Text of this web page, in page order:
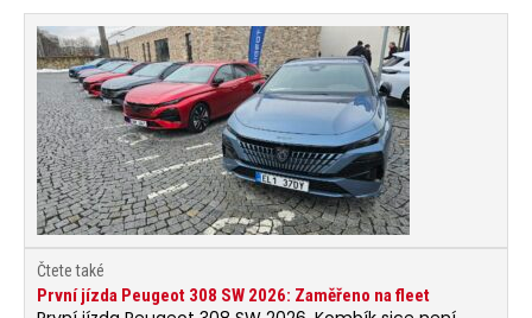
Čtete také
První jízda Peugeot 308 SW 2026: Zaměřeno na fleet